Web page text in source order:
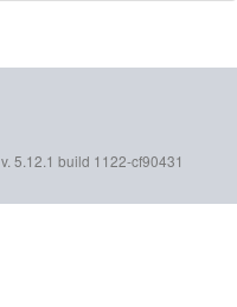
v. 5.12.1 build 1122-cf90431